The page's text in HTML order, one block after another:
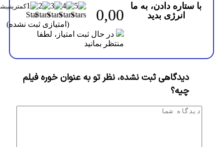
با ستاره دادن، به ما
انرژی بدید
0,00
(امتیازی ثبت نشده)
در حال ثبت امتیاز، لطفا
منتظر بمانید
دیدگاهی ثبت نشده، نظر تو به عنوان خوره فیلم